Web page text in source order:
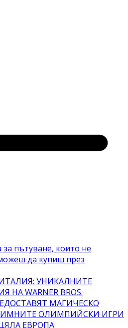
пътуване, които не
да купиш през
УНИКАЛНИТЕ
WARNER BROS.
МАГИЧЕСКО
ОЛИМПИЙСКИ ИГРИ
ЕВРОПА